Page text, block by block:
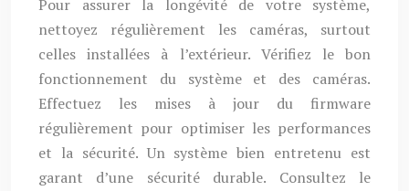
Pour assurer la longévité de votre système,
nettoyez régulièrement les caméras, surtout
celles installées à l’extérieur. Vérifiez le bon
fonctionnement du système et des caméras.
Effectuez les mises à jour du firmware
régulièrement pour optimiser les performances
et la sécurité. Un système bien entretenu est
garant d’une sécurité durable. Consultez le